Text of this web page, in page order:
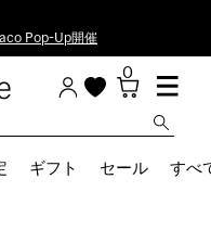
Pop-Up開催
0
ギフト セール すべ